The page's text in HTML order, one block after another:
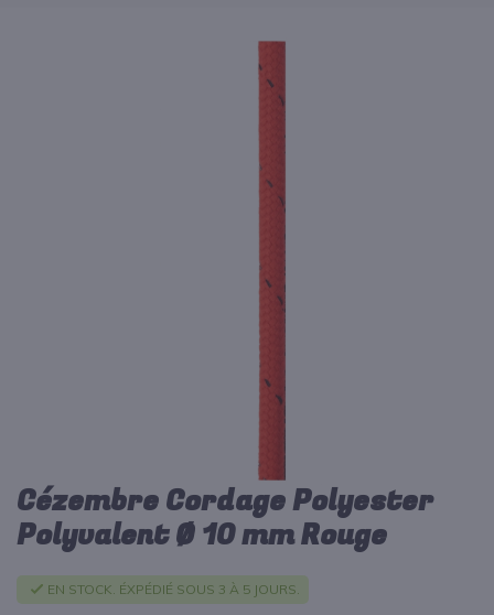
Passer
au
début
la
Galerie
Cézembre Cordage Polyester
Polyvalent Ø 10 mm Rouge
EN STOCK. ÉXPÉDIÉ SOUS 3 À 5 JOURS.